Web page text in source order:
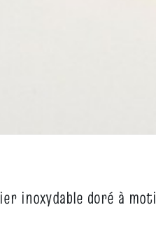
inoxydable doré à